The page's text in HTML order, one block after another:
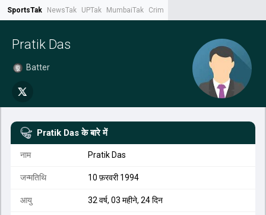
SportsTak NewsTak UPTak MumbaiTak CrimeTak
Pratik Das
Batter
Pratik Das के बारे में
नाम Pratik Das
जन्मतिथि 10 फ़रवरी 1994
आयु 32 वर्ष, 03 महीने, 24 दिन